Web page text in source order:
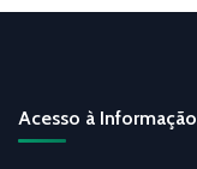
Acesso à Informação